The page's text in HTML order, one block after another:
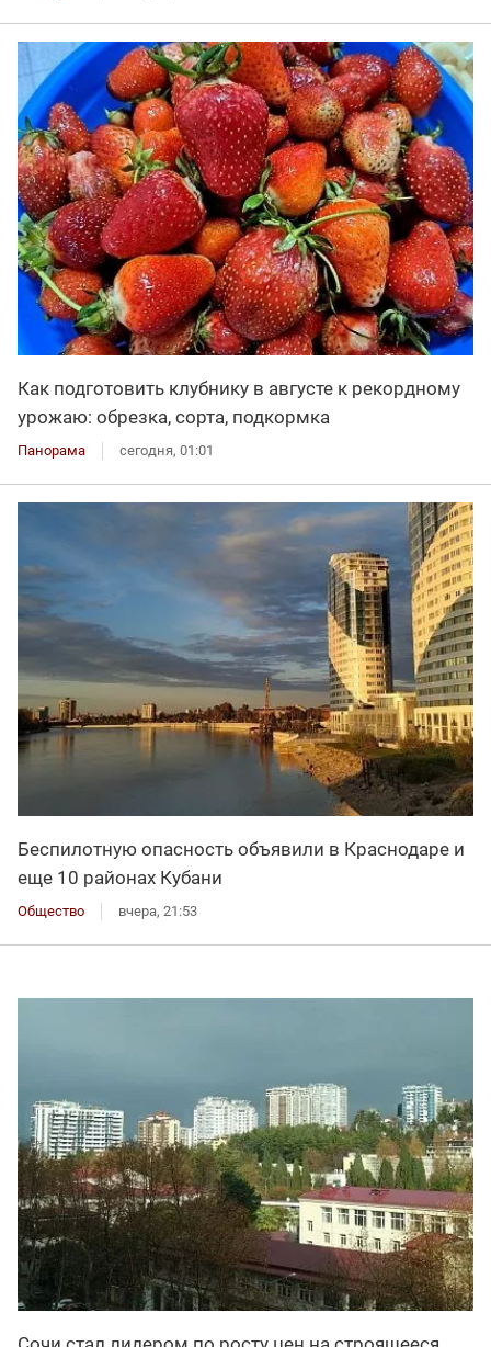
Как подготовить клубнику в августе к рекордному
урожаю: обрезка, сорта, подкормка
Панорама сегодня, 01:01
Беспилотную опасность объявили в Краснодаре и
еще 10 районах Кубани
Общество вчера, 21:53